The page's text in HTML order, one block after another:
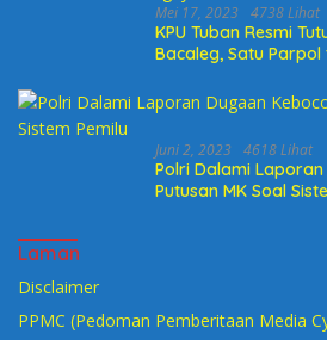
Mei 17, 2023 4738 Lihat
KPU Tuban Resmi
Bacaleg, Satu
Juni 2, 2023 4618 Lihat
Polri Dalami
Putusan MK Soal
Laman
Disclaimer
PPMC (Pedoman Pemberitaan Media